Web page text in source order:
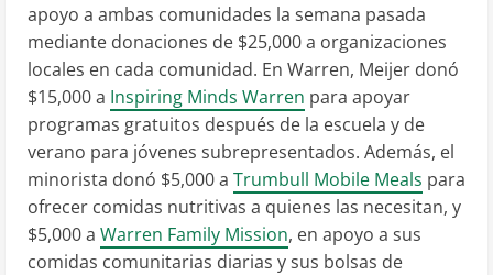
apoyo a ambas comunidades la semana pasada
mediante donaciones de $25,000a organizaciones
locales en cada comunidad. En Warren, Meijer donó
$15,000a Inspiring Minds Warren para apoyar
programas gratuitos después de la escuela y de
verano para jóvenes subrepresentados. Además, el
minorista donó $5,000a Trumbull Mobile Meals para
ofrecer comidas nutritivas a quienes las necesitan, y
$5,000a Warren Family Mission, en apoyo a sus
comidas comunitarias diarias y sus bolsas de